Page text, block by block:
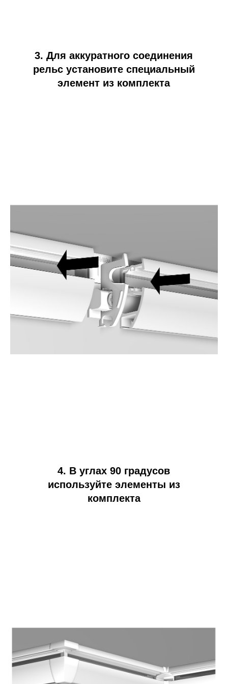
3. Для аккуратного соединения
рельс установите специальный
элемент из комплекта
4. В углах 90 градусов
используйте элементы из
комплекта